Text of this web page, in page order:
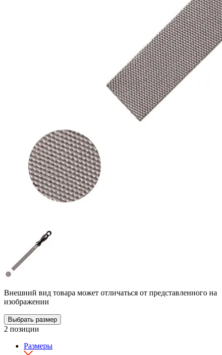
Внешний вид товара может отличаться от представленного на
изображении
Выбрать размер
2 позиции
Размеры